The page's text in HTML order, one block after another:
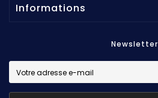
Informations
Newsletter